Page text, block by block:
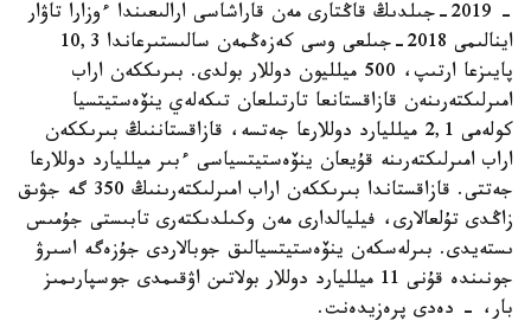
- 2019-جىلدىڭ قاڭتارى مەن قاراشاسى ارالىعىندا ءوزارا تاۋار
اينالىمى 2018-جىلعى وسى كەزەڭمەن سالىستىرعاندا 10,3
پايىزعا ارتىپ، 500 ميلليون دوللار بولدى. بىرىككەن اراب
امىرلىكتەرىنەن قازاقستانعا تارتىلعان تىكەلەي ينۆەستيتسيا
كولەمى 2,1 ميلليارد دوللارعا جەتسە، قازاقستاننىڭ بىرىككەن
اراب امىرلىكتەرىنە قۇيعان ينۆەستيتسياسى ءبىر ميلليارد دوللارعا
جەتتى. قازاقستاندا بىرىككەن اراب امىرلىكتەرىنىڭ 350 گە جۋىق
زاڭدى تۇلعالارى، فيليالدارى مەن وكىلدىكتەرى تابىستى جۇمىس
ىستەيدى. بىرلەسكەن ينۆەستيتسيالىق جوبالاردى جۇزەگە اسىرۋ
جونىندە قۇنى 11 ميلليارد دوللار بولاتىن اۋقىمدى جوسپارىمىز
بار، - دەدى پرەزيدەنت.